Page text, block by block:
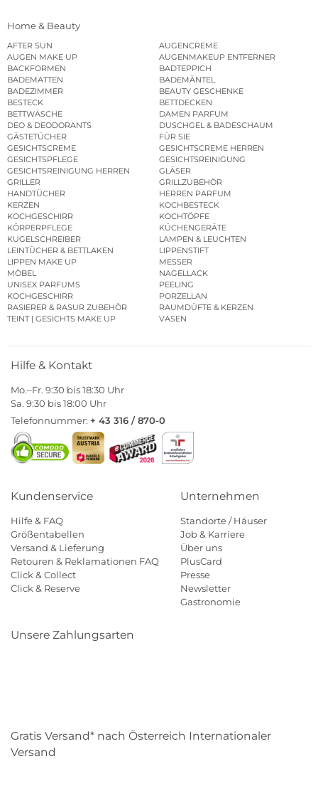
Home & Beauty
AFTER SUN
AUGENCREME
AUGEN MAKE UP
AUGENMAKEUP ENTFERNER
BACKFORMEN
BADTEPPICH
BADEMATTEN
BADEMÄNTEL
BADEZIMMER
BEAUTY GESCHENKE
BESTECK
BETTDECKEN
BETTWÄSCHE
DAMEN PARFUM
DEO & DEODORANTS
DUSCHGEL & BADESCHAUM
GÄSTETÜCHER
FÜR SIE
GESICHTSCREME
GESICHTSCREME HERREN
GESICHTSPFLEGE
GESICHTSREINIGUNG
GESICHTSREINIGUNG HERREN
GLÄSER
GRILLER
GRILLZUBEHÖR
HANDTÜCHER
HERREN PARFUM
KERZEN
KOCHBESTECK
KOCHGESCHIRR
KOCHTÖPFE
KÖRPERPFLEGE
KÜCHENGERÄTE
KUGELSCHREIBER
LAMPEN & LEUCHTEN
LEINTÜCHER & BETTLAKEN
LIPPENSTIFT
LIPPEN MAKE UP
MESSER
MÖBEL
NAGELLACK
UNISEX PARFUMS
PEELING
KOCHGESCHIRR
PORZELLAN
RASIERER & RASUR ZUBEHÖR
RAUMDÜFTE & KERZEN
TEINT | GESICHTS MAKE UP
VASEN
Hilfe & Kontakt
Mo.–Fr. 9:30 bis 18:30 Uhr
Sa. 9:30 bis 18:00 Uhr
Telefonnummer: + 43 316 / 870-0
Kundenservice
Hilfe & FAQ
Größentabellen
Versand & Lieferung
Retouren & Reklamationen FAQ
Click & Collect
Click & Reserve
Unternehmen
Standorte / Häuser
Job & Karriere
Über uns
PlusCard
Presse
Newsletter
Gastronomie
Unsere Zahlungsarten
Gratis Versand* nach Österreich Internationaler
Versand